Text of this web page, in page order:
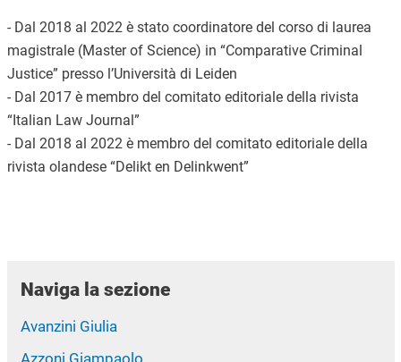
- Dal 2018 al 2022 è stato coordinatore del corso di laurea
magistrale (Master of Science) in “Comparative Criminal
Justice” presso l’Università di Leiden
- Dal 2017è membrodel comitato editoriale della rivista
“Italian Law Journal”
- Dal 2018 al 2022è membrodel comitato editoriale della
rivista olandese “Delikt en Delinkwent”
Naviga la sezione
Avanzini Giulia